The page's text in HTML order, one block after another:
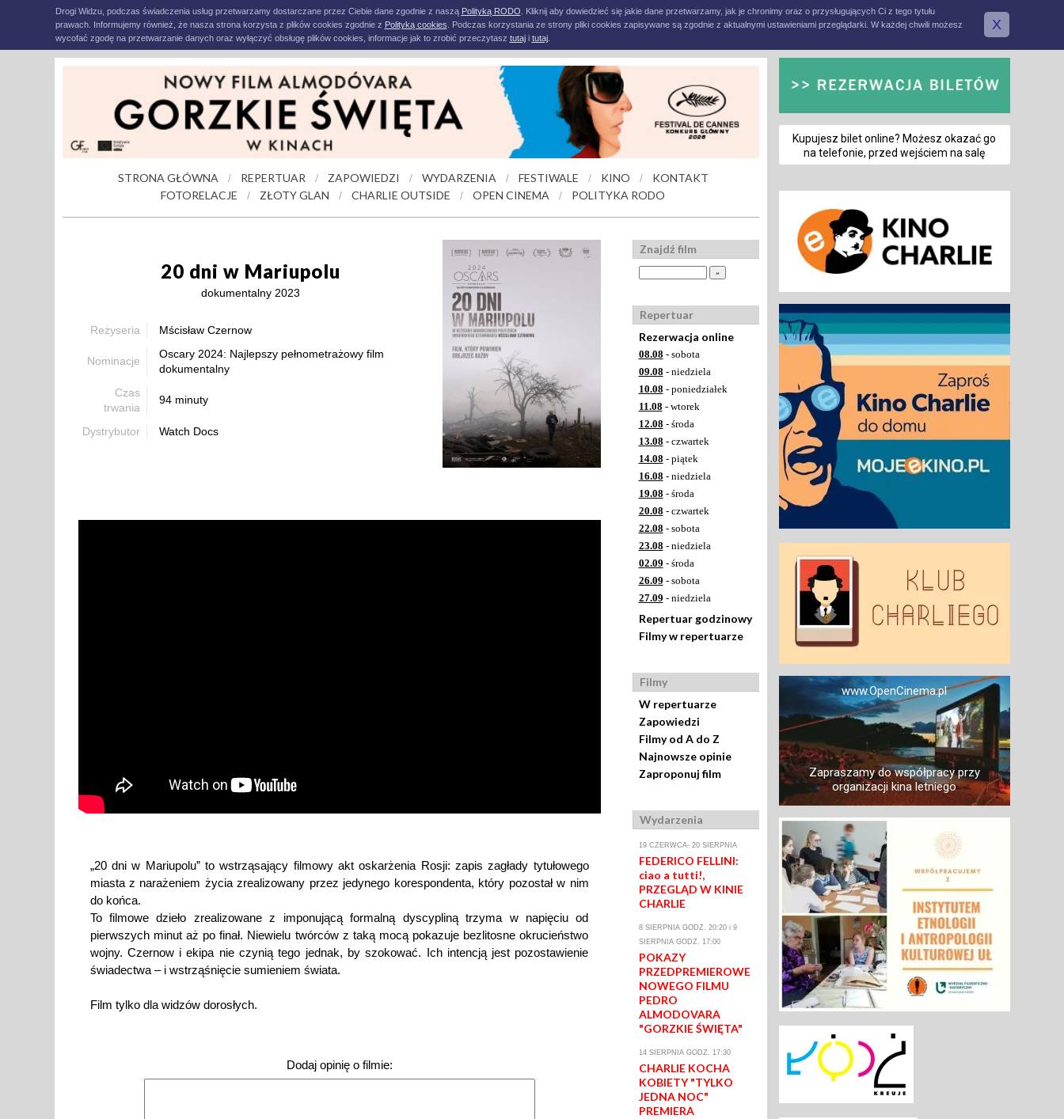
Drogi Widzu, podczas świadczenia usług przetwarzamy dostarczane przez Ciebie dane zgodnie z naszą Polityką RODO . Kliknij aby dowiedzieć się jakie dane przetwarzamy, jak je chronimy oraz o przysługujących Ci z tego tytułu
prawach. Informujemy również, że nasza strona korzysta z plików cookies zgodnie z Polityką cookies . Podczas korzystania ze strony pliki cookies zapisywane są zgodnie z aktualnymi ustawieniami przeglądarki. W każdej chwili możesz
wycofać zgodę na przetwarzanie danych oraz wyłączyć obsługę plików cookies, informacje jak to zrobić przeczytasz tutaji tutaj.
X
STRONA GŁÓWNA / REPERTUAR / ZAPOWIEDZI / WYDARZENIA / FESTIWALE / KINO /
KONTAKT
FOTORELACJE
/ ZŁOTY GLAN / CHARLIE OUTSIDE / OPEN CINEMA / POLITYKA RODO
20 dni w Mariupolu
dokumentalny 2023
Reżyseria Mścisław Czernow
Nominacje
Oscary 2024: Najlepszy pełnometrażowy film
dokumentalny
Czas
trwania
94 minuty
Dystrybutor Watch Docs
„20 dni w Mariupolu” to wstrząsający filmowy akt oskarżenia Rosji: zapis zagłady tytułowego
miasta z narażeniem życia zrealizowany przez jedynego korespondenta, który pozostał w nim
do końca.
To filmowe dzieło zrealizowane z imponującą formalną dyscypliną trzyma w napięciu od
pierwszych minut aż po finał. Niewielu twórców z taką mocą pokazuje bezlitosne okrucieństwo
wojny. Czernow i ekipa nie czynią tego jednak, by szokować. Ich intencją jest pozostawienie
świadectwa – i wstrząśnięcie sumieniem świata.
Film tylko dla widzów dorosłych.
Dodaj opinię o filmie:
Znajdź film
Repertuar
Rezerwacja online
08.08 - sobota
09.08 - niedziela
10.08 - poniedziałek
11.08 - wtorek
12.08 - środa
13.08 - czwartek
14.08 - piątek
16.08 - niedziela
19.08 - środa
20.08 - czwartek
22.08 - sobota
23.08 - niedziela
02.09 - środa
26.09 - sobota
27.09 - niedziela
Repertuar godzinowy
Filmy w repertuarze
Filmy
W repertuarze
Zapowiedzi
Filmy od A do Z
Najnowsze opinie
Zaproponuj film
Wydarzenia
19 CZERWCA- 20 SIERPNIA
FEDERICO FELLINI:
ciao a tutti!,
PRZEGLĄD W KINIE
CHARLIE
8 SIERPNIA GODZ. 20:20 i 9
SIERPNIA GODZ. 17:00
POKAZY
PRZEDPREMIEROWE
NOWEGO FILMU
PEDRO
ALMODOVARA
"GORZKIE ŚWIĘTA"
14 SIERPNIA GODZ. 17:30
CHARLIE KOCHA
KOBIETY "TYLKO
JEDNA NOC"
PREMIERA
Kupujesz bilet online? Możesz okazać go
na telefonie, przed wejściem na salę
www.OpenCinema.pl
Zapraszamy do współpracy przy
organizacji kina letniego